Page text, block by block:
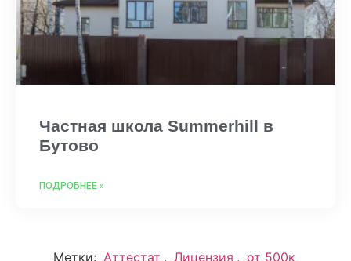
Частная школа Summerhill в
Бутово
ПОДРОБНЕЕ »
Метки: Аттестат , Лицензия , от 500к